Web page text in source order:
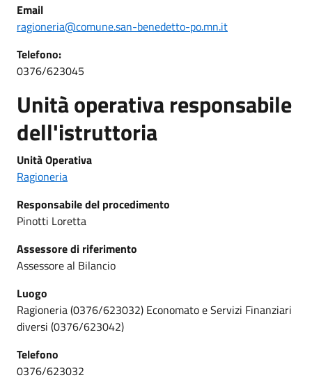
Email
ragioneria@comune.san-benedetto-po.mn.it
Telefono:
0376/623045
Unità operativa responsabile
dell'istruttoria
Unità Operativa
Ragioneria
Responsabile del procedimento
Pinotti Loretta
Assessore di riferimento
Assessore al Bilancio
Luogo
Ragioneria (0376/623032) Economato e Servizi Finanziari
diversi (0376/623042)
Telefono
0376/623032